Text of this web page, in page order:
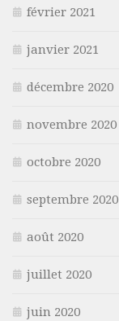
février 2021
janvier 2021
décembre 2020
novembre 2020
octobre 2020
septembre 2020
août 2020
juillet 2020
juin 2020